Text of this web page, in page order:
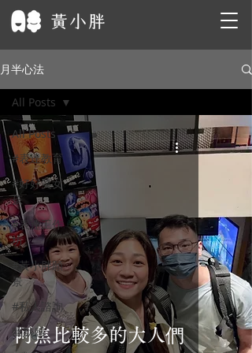
月半心法
All Posts
#表達教育
#好好笑女
孩
#表達工作
坊
#黃小胖願
景
#私人諮詢
幽默感
All Posts
阿焦比較多的大人們